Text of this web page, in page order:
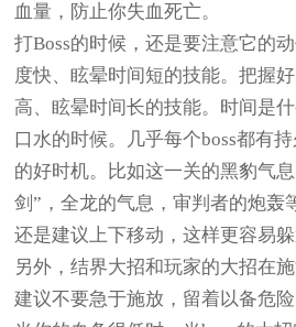
血量，防止你失血死亡。
打Boss的时候，还是要注意它的
度快、眩晕时间短的技能。把握
高、眩晕时间长的技能。时间是
口水的时候。几乎每个boss都有
的好时机。比如这一关的黑豹气
剑”，全龙的气息，审判者的炮轰
还是建议上下移动，这样更容易躲
另外，结界大招和玩家的大招在
建议不要急于施放，留着以备危